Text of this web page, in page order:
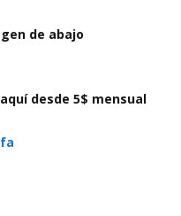
de abajo
desde 5$ mensual